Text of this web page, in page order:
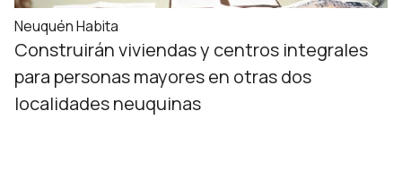
Neuquén Habita
Construirán viviendas y centros integrales
para personas mayores en otras dos
localidades neuquinas